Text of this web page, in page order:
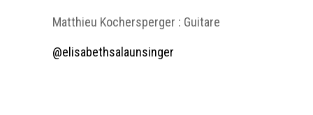
Matthieu Kochersperger : Guitare
@elisabethsalaunsinger